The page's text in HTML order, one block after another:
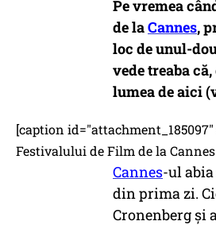
Pe vremea
de laCannes,
loc de unul-
vede treaba
lumea de aici
[caption
Festivalului de Film de la
Cannes-ul
din prima zi.
Cronenberg și